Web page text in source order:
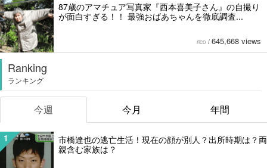
87歳のアマチュア写真家『西本喜美子さん』の自撮り
が面白すぎる！！ 最強おばあちゃんを徹底調査...
rico / 645,668 views
Ranking
ランキング
今週 今月 年間
1
市橋達也の逃亡生活！現在の顔が別人？出所時期は？両
親含む家族は？